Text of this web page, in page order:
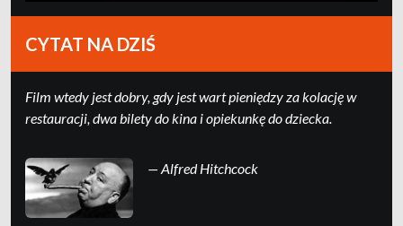
CYTAT NA DZIŚ
Film wtedy jest dobry, gdy jest wart pieniędzy za kolację w
restauracji, dwa bilety do kina i opiekunkę do dziecka.
— Alfred Hitchcock